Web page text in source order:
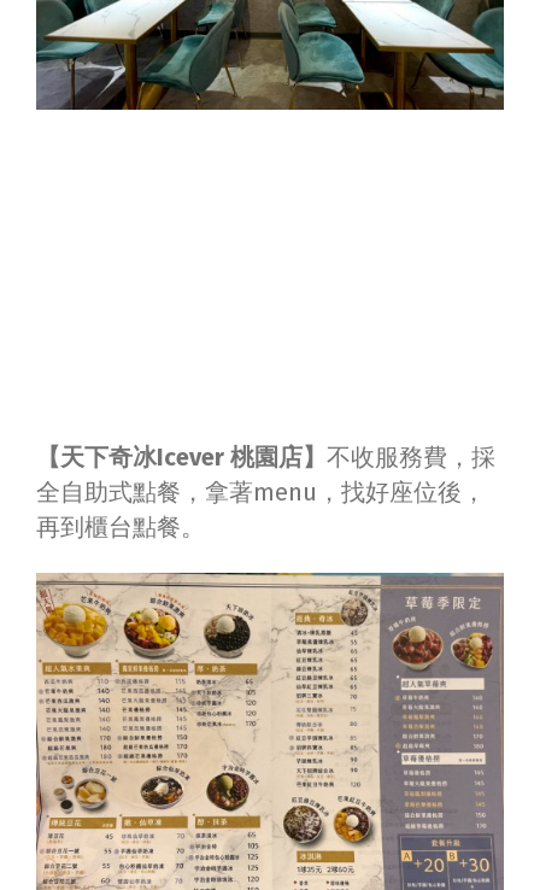
【天下奇冰Icever 桃園店】 不收服務費，採
全自助式點餐，拿著menu，找好座位後，
再到櫃台點餐。